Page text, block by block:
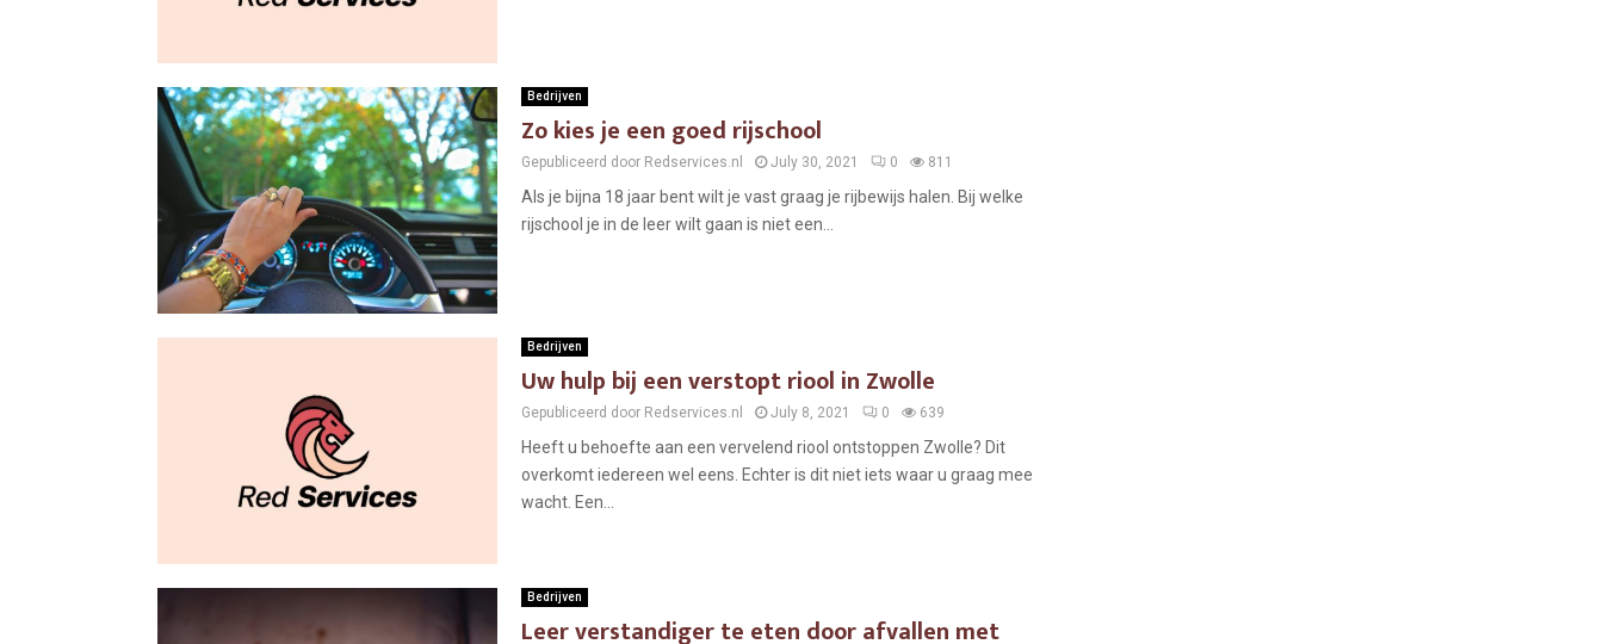
Bedrijven
Zo kies je een goed rijschool
Gepubliceerd door Redservices.nl July 30, 2021 0 811
Als je bijna 18 jaar bent wilt je vast graag je rijbewijs halen. Bij welke
rijschool je in de leer wilt gaan is niet een...
Bedrijven
Uw hulp bij een verstopt riool in Zwolle
Gepubliceerd door Redservices.nl July 8, 2021 0 639
Heeft u behoefte aan een vervelend riool ontstoppen Zwolle? Dit
overkomt iedereen wel eens. Echter is dit niet iets waar u graag mee
wacht. Een...
Bedrijven
Leer verstandiger te eten door afvallen met